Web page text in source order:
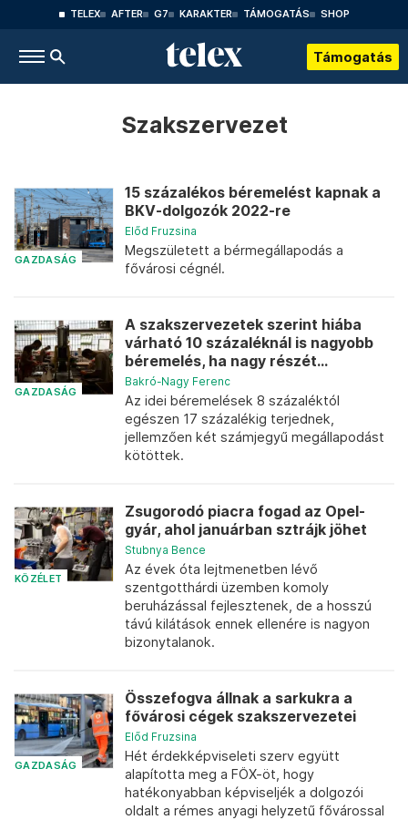
TELEX AFTER G7 KARAKTER TÁMOGATÁS SHOP
Támogatás
Szakszervezet
GAZDASÁG
15 százalékos béremelést kapnak a
BKV-dolgozók 2022-re
Előd Fruzsina
Megszületett a bérmegállapodás a
fővárosi cégnél.
GAZDASÁG
A szakszervezetek szerint hiába
várható 10 százaléknál is nagyobb
béremelés, ha nagy részét...
Bakró-Nagy Ferenc
Az idei béremelések 8 százaléktól
egészen 17 százalékig terjednek,
jellemzően két számjegyű megállapodást
kötöttek.
KÖZÉLET
Zsugorodó piacra fogad az Opel-
gyár, ahol januárban sztrájk jöhet
Stubnya Bence
Az évek óta lejtmenetben lévő
szentgotthárdi üzemben komoly
beruházással fejlesztenek, de a hosszú
távú kilátások ennek ellenére is nagyon
bizonytalanok.
GAZDASÁG
Összefogva állnak a sarkukra a
fővárosi cégek szakszervezetei
Előd Fruzsina
Hét érdekképviseleti szerv együtt
alapította meg a FÖX-öt, hogy
hatékonyabban képviseljék a dolgozói
oldalt a rémes anyagi helyzetű fővárossal